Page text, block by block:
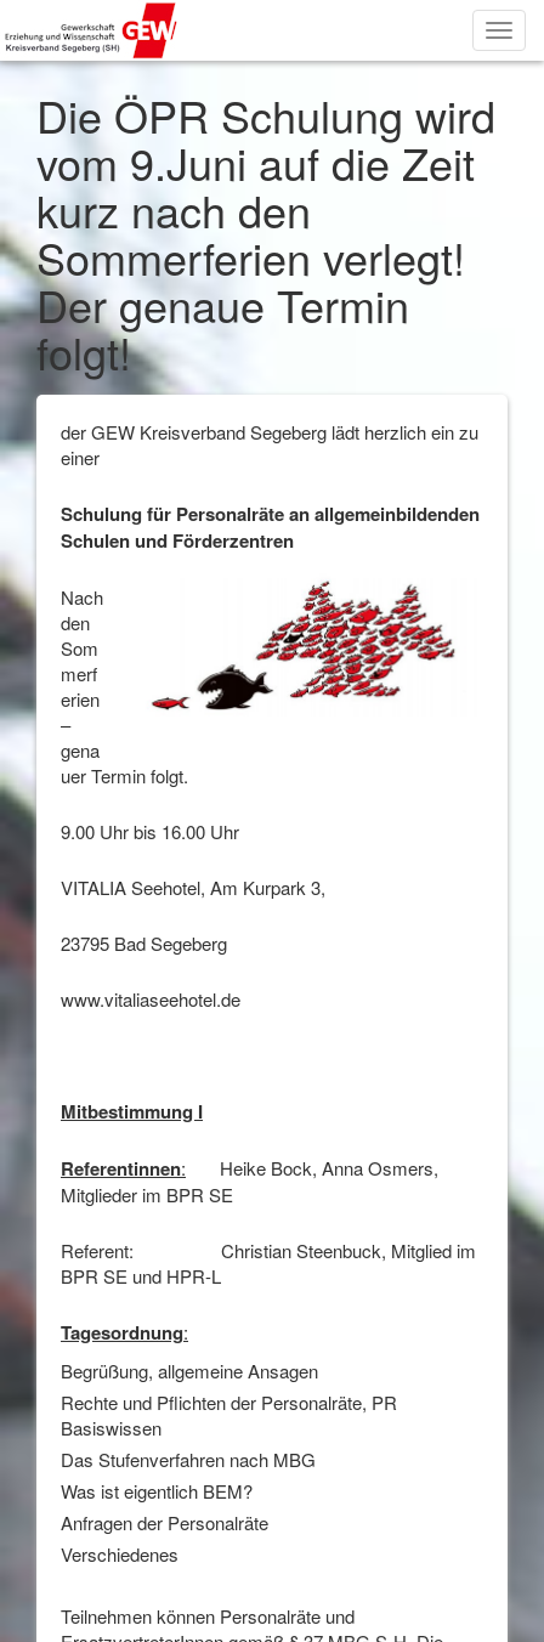
Die ÖPR Schulung wird
vom 9.Juni auf die Zeit
kurz nach den
Sommerferien verlegt!
Der genaue Termin
folgt!
der GEW Kreisverband Segeberg lädt herzlich ein zu
einer
Schulung für Personalräte an allgemeinbildenden
Schulen und Förderzentren
Nach
den
Som
merf
erien
–
gena
uer Termin folgt.
9.00 Uhr bis 16.00 Uhr
VITALIA Seehotel, Am Kurpark 3,
23795 Bad Segeberg
www.vitaliaseehotel.de
Mitbestimmung I
Referentinnen: Heike Bock, Anna Osmers,
Mitglieder im BPR SE
Referent: Christian Steenbuck, Mitglied im
BPR SE und HPR-L
Tagesordnung:
Begrüßung, allgemeine Ansagen
Rechte und Pflichten der Personalräte, PR
Basiswissen
Das Stufenverfahren nach MBG
Was ist eigentlich BEM?
Anfragen der Personalräte
Verschiedenes
Teilnehmen können Personalräte und